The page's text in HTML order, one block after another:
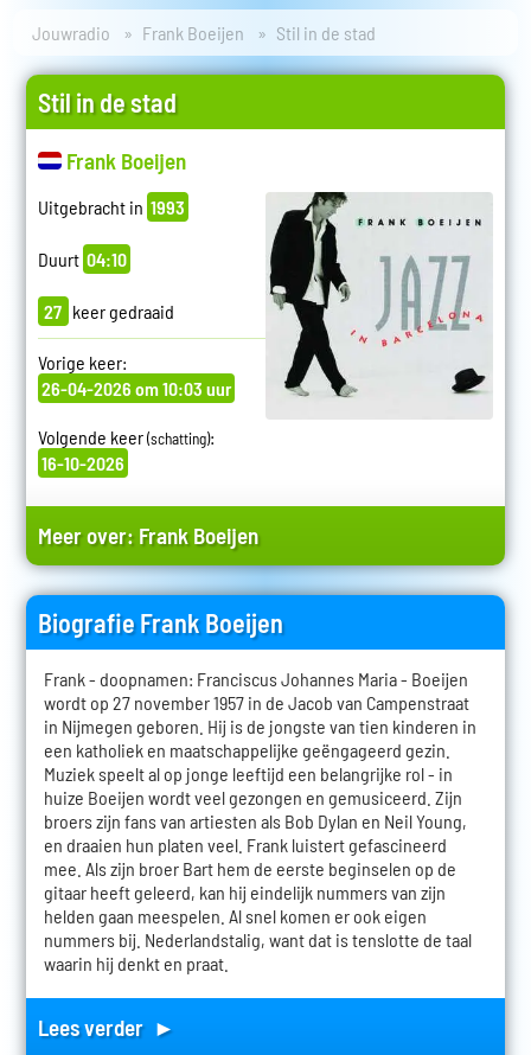
Jouwradio Frank Boeijen Stil in de stad
Stil in de stad
Frank Boeijen
Uitgebracht in 1993
Duurt 04:10
27 keer gedraaid
Vorige keer:
26-04-2026 om 10:03 uur
Volgende keer(schatting):
16-10-2026
Meer over: Frank Boeijen
Biografie Frank Boeijen
Frank - doopnamen: Franciscus Johannes Maria - Boeijen
wordt op 27 november 1957 in de Jacob van Campenstraat
in Nijmegen geboren. Hij is de jongste van tien kinderen in
een katholiek en maatschappelijke geëngageerd gezin.
Muziek speelt al op jonge leeftijd een belangrijke rol - in
huize Boeijen wordt veel gezongen en gemusiceerd. Zijn
broers zijn fans van artiesten als Bob Dylan en Neil Young,
en draaien hun platen veel. Frank luistert gefascineerd
mee. Als zijn broer Bart hem de eerste beginselen op de
gitaar heeft geleerd, kan hij eindelijk nummers van zijn
helden gaan meespelen. Al snel komen er ook eigen
nummers bij. Nederlandstalig, want dat is tenslotte de taal
waarin hij denkt en praat.
Lees verder ►